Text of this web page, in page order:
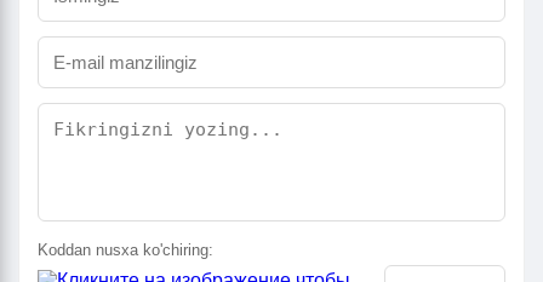
Koddan nusxa ko'chiring: